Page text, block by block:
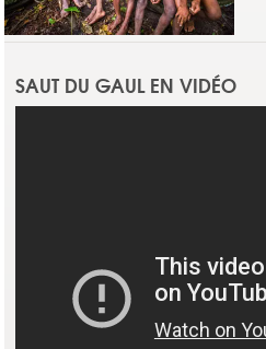
SAUT DU GAUL EN VIDÉO